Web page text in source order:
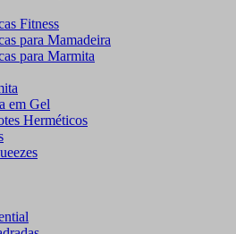
Fitness
para Mamadeira
para Marmita
em Gel
Herméticos